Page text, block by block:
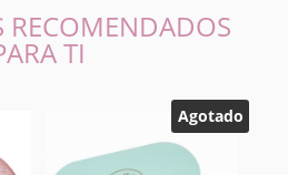
RECOMENDADOS
TI
Agotado